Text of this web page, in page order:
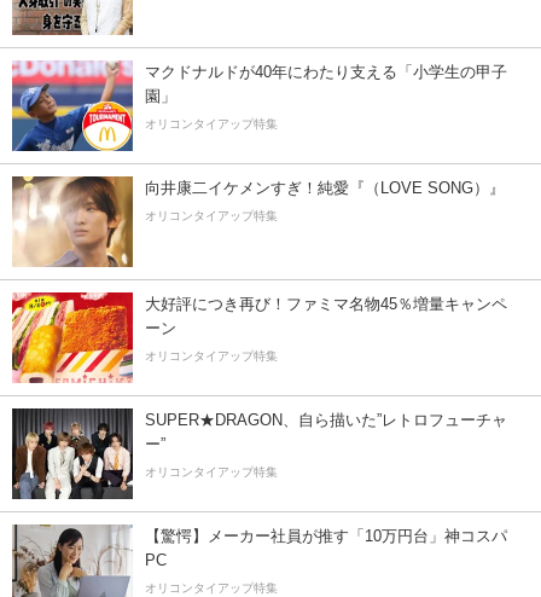
マクドナルドが40年にわたり支える「小学生の甲子
園」
オリコンタイアップ特集
向井康二イケメンすぎ！純愛『（LOVE SONG）』
オリコンタイアップ特集
大好評につき再び！ファミマ名物45％増量キャンペ
ーン
オリコンタイアップ特集
SUPER★DRAGON、自ら描いた”レトロフューチャ
ー”
オリコンタイアップ特集
【驚愕】メーカー社員が推す「10万円台」神コスパ
PC
オリコンタイアップ特集